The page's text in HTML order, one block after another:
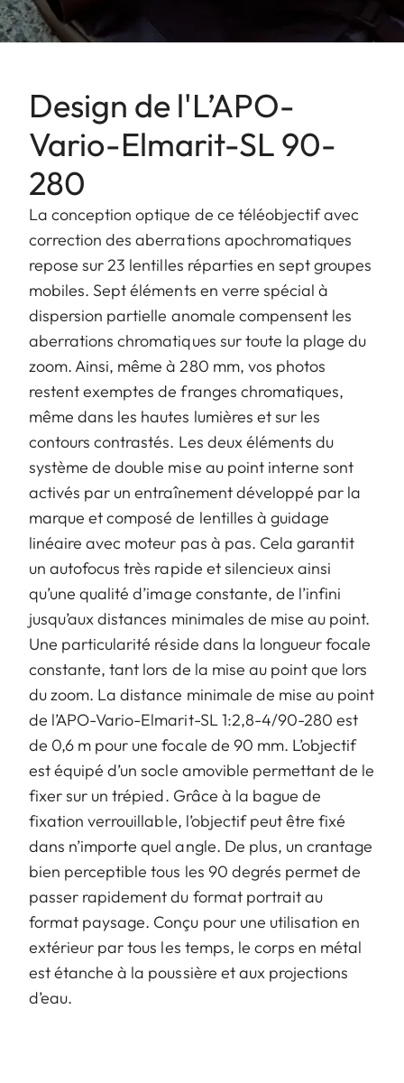
Design de l'L’APO-
Vario-Elmarit-SL 90-
280
La conception optique de ce téléobjectif avec
correction des aberrations apochromatiques
repose sur 23 lentilles réparties en sept groupes
mobiles. Sept éléments en verre spécial à
dispersion partielle anomale compensent les
aberrations chromatiques sur toute la plage du
zoom. Ainsi, même à 280 mm, vos photos
restent exemptes de franges chromatiques,
même dans les hautes lumières et sur les
contours contrastés. Les deux éléments du
système de double mise au point interne sont
activés par un entraînement développé par la
marque et composé de lentilles à guidage
linéaire avec moteur pas à pas. Cela garantit
un autofocus très rapide et silencieux ainsi
qu’une qualité d’image constante, de l’infini
jusqu’aux distances minimales de mise au point.
Une particularité réside dans la longueur focale
constante, tant lors de la mise au point que lors
du zoom. La distance minimale de mise au point
de l’APO-Vario-Elmarit-SL 1:2,8-4/90-280 est
de 0,6 m pour une focale de 90 mm. L’objectif
est équipé d’un socle amovible permettant de le
fixer sur un trépied. Grâce à la bague de
fixation verrouillable, l’objectif peut être fixé
dans n’importe quel angle. De plus, un crantage
bien perceptible tous les 90 degrés permet de
passer rapidement du format portrait au
format paysage. Conçu pour une utilisation en
extérieur par tous les temps, le corps en métal
est étanche à la poussière et aux projections
d’eau.